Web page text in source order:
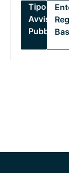
Tipo:
Avviso
Pubblico